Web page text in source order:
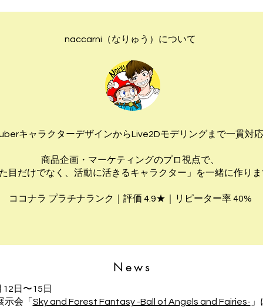
naccarni（なりゅう）について
キャラクターデザインからLive2Dモデリングまで一貫対応
商品企画・マーケティングのプロ視点で、
目だけでなく、活動に活きるキャラクター」を一緒に作りま
ココナラ プラチナランク｜評価 4.9★｜リピーター率 40%
News
日〜15日
示会「 Sky and Forest Fantasy -Ball of Angels and Fairies-